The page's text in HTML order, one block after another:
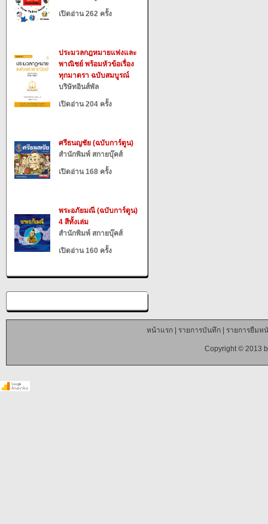
เปิดอ่าน 262 ครั้ง
ประมวลกฎหมายแพ่งและ
พาณิชย์ พร้อมหัวข้อเรื่อง
ทุกมาตรา ฉบับสมบูรณ์
บริษัทอินส์พัล
เปิดอ่าน 204 ครั้ง
ศรีธนญชัย (ฉบับการ์ตูน)
สำนักพิมพ์ สกายบุ๊คส์
เปิดอ่าน 168 ครั้ง
พระอภัยมณี (ฉบับการ์ตูน)
4 สีทั้งเล่ม
สำนักพิมพ์ สกายบุ๊คส์
เปิดอ่าน 160 ครั้ง
หน้าแรก| รายการบันทึก| รายการยืมห
Copyright © 2013